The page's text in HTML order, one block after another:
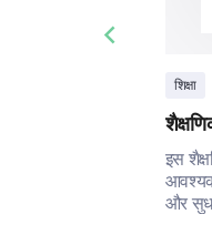
शिक्षा
इस
और
Previous slide